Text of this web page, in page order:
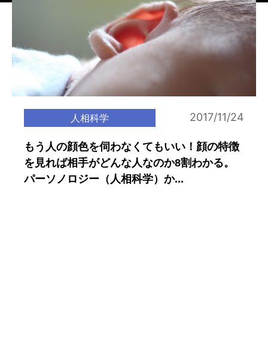
人相科学 2017/11/24
もう人の顔色を伺わなくてもいい！顔の特徴
を見れば相手がどんな人なのか8割わかる。
パーソノロジー（人相科学）か...